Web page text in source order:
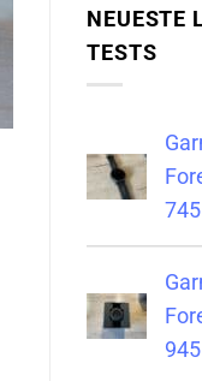
NEUESTE
TESTS
745
945